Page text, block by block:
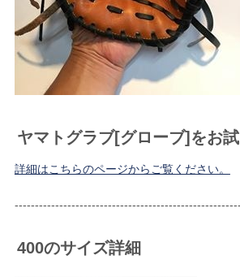
ヤマトグラブ[グローブ]をお
詳細はこちらのページからご覧ください。
400のサイズ詳細